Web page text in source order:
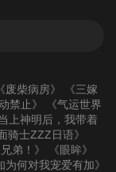
《废柴病房》
《三嫁
禁止》
《气运世界
当上神明后，我带着
骑士ZZZ日语》
弟！》
《眼眸》
何对我宠爱有加》